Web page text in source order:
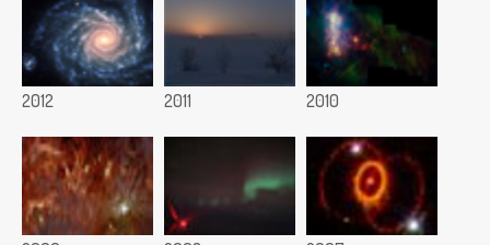
2012 2011 2010